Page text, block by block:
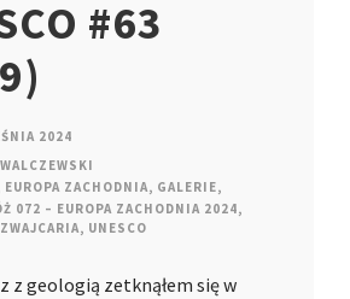
#63
2024
EUROPA ZACHODNIA, GALERIE,
072 – EUROPA ZACHODNIA 2024,
, UNESCO
z geologią zetknąłem się w